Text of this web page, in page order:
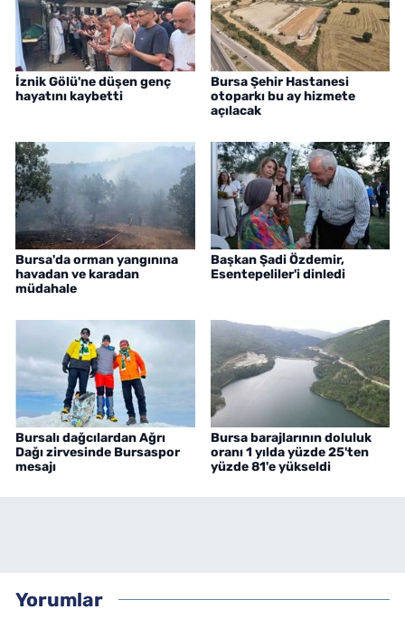
İznik Gölü'ne düşen genç
hayatını kaybetti
Bursa Şehir Hastanesi
otoparkı bu ay hizmete
açılacak
Bursa'da orman yangınına
havadan ve karadan
müdahale
Başkan Şadi Özdemir,
Esentepeliler'i dinledi
Bursalı dağcılardan Ağrı
Dağı zirvesinde Bursaspor
mesajı
Bursa barajlarının doluluk
oranı 1 yılda yüzde 25'ten
yüzde 81'e yükseldi
Yorumlar